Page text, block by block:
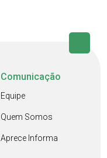
Comunicação
Equipe
Quem Somos
Aprece Informa